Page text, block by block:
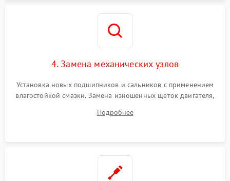
4. Замена механических узлов
Установка новых подшипников и сальников с применением
влагостойкой смазки. Замена изношенных щеток двигателя,
или поврежденной резиновой манжеты.
Подробнее